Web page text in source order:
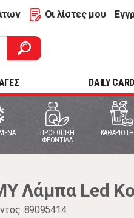
Οι λίστες μου
DAILY CARD
ΠΡΟΣΩΠΙΚΗ
ΦΡΟΝΤΙΔΑ
Λάμπα Led
89095414